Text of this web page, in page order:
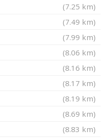
(7.25 km)
(7.49 km)
(7.99 km)
(8.06 km)
(8.16 km)
(8.17 km)
(8.19 km)
(8.69 km)
(8.83 km)